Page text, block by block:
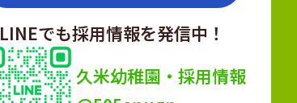
LINEでも採用情報を発信中！
久米幼稚園・採用情報